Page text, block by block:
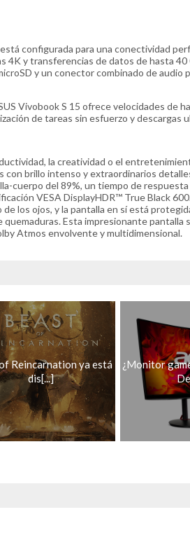
configurada para una conectividad
4K y transferencias de datos de hasta
y un conector combinado de audio
Vivobook S 15 ofrece velocidades de
de tareas sin esfuerzo y descargas
la creatividad o el
con brillo intenso y extraordinarios
cuerpo del 89%, un tiempo de respuesta
VESA DisplayHDR™ True Black
los ojos, y la pantalla en sí está
Esta impresionante pantalla
Atmos envolvente y multidimensional.
Reincarnation ya está
dis[...]
¿Monitor